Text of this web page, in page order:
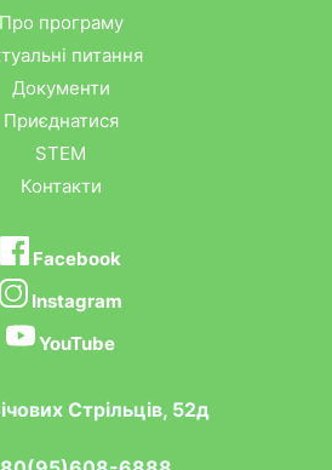
Про програму
питання
Документи
Приєднатися
STEM
Контакти
Facebook
Instagram
YouTube
Стрільців, 52д